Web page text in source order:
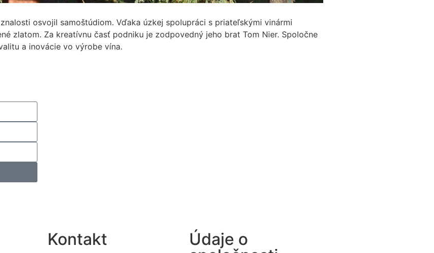
osvojil samoštúdiom. Vďaka úzkej spolupráci s priateľskými vinármi
zlatom. Za kreatívnu časť podniku je zodpovedný jeho brat Tom Nier. Spoločne
a inovácie vo výrobe vína.
Kontakt
Údaje o